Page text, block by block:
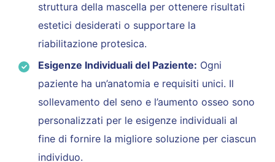
struttura della mascella per ottenere risultati
estetici desiderati o supportare la
riabilitazione protesica.
Esigenze Individuali del Paziente: Ogni
paziente ha un’anatomia e requisiti unici. Il
sollevamento del seno e l’aumento osseo sono
personalizzati per le esigenze individuali al
fine di fornire la migliore soluzione per ciascun
individuo.